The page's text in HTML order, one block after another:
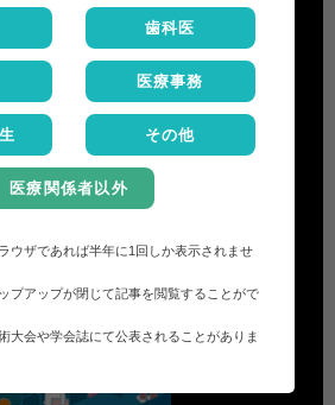
歯科医
医療事務
その他
医療関係者以外
ウザであれば半年に1回しか表示されませ
プアップが閉じて記事を閲覧することがで
大会や学会誌にて公表されることがありま